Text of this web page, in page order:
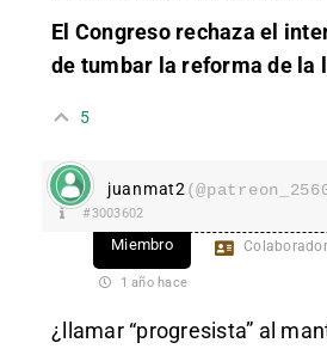
El Congreso rechaza el
de tumbar la reforma de la
5
juanmat2
#3003602
Miembro
1 año hace
¿llamar “progresista” al